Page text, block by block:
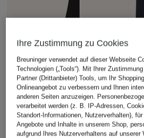
Marc O'Polo DENIM
LACOSTE
Ihre Zustimmung zu Cookies
Breuninger verwendet auf dieser Webseite
Technologien („Tools“). Mit Ihrer
Partner (Drittanbieter) Tools, um Ihr
Onlineangebot zu verbessern und Ihnen
anderen Seiten anzuzeigen.
verarbeitet werden (z. B. IP-Adressen,
Standort-Informationen, Nutzerverhalten),
Angebote und Inhalte in unserem Shop,
aufgrund Ihres Nutzerverhaltens auf unserer